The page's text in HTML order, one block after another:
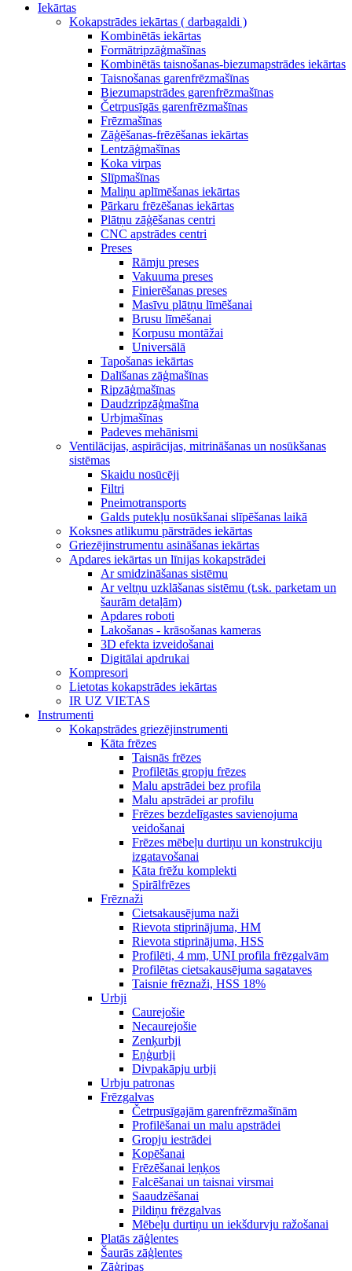
Iekārtas
Kokapstrādes iekārtas ( darbagaldi )
Kombinētās iekārtas
Formātripzāģmašīnas
Kombinētās taisnošanas-biezumapstrādes iekārtas
Taisnošanas garenfrēzmašīnas
Biezumapstrādes garenfrēzmašīnas
Četrpusīgās garenfrēzmašīnas
Frēzmašīnas
Zāģēšanas-frēzēšanas iekārtas
Lentzāģmašīnas
Koka virpas
Slīpmašīnas
Maliņu aplīmēšanas iekārtas
Pārkaru frēzēšanas iekārtas
Plātņu zāģēšanas centri
CNC apstrādes centri
Preses
Rāmju preses
Vakuuma preses
Finierēšanas preses
Masīvu plātņu līmēšanai
Brusu līmēšanai
Korpusu montāžai
Universālā
Tapošanas iekārtas
Dalīšanas zāģmašīnas
Ripzāģmašīnas
Daudzripzāģmašīna
Urbjmašīnas
Padeves mehānismi
Ventilācijas, aspirācijas, mitrināšanas un nosūkšanas
sistēmas
Skaidu nosūcēji
Filtri
Pneimotransports
Galds putekļu nosūkšanai slīpēšanas laikā
Koksnes atlikumu pārstrādes iekārtas
Griezējinstrumentu asināšanas iekārtas
Apdares iekārtas un līnijas kokapstrādei
Ar smidzināšanas sistēmu
Ar veltņu uzklāšanas sistēmu (t.sk. parketam un
šaurām detaļām)
Apdares roboti
Lakošanas - krāsošanas kameras
3D efekta izveidošanai
Digitālai apdrukai
Kompresori
Lietotas kokapstrādes iekārtas
IR UZ VIETAS
Instrumenti
Kokapstrādes griezējinstrumenti
Kāta frēzes
Taisnās frēzes
Profilētās gropju frēzes
Malu apstrādei bez profila
Malu apstrādei ar profilu
Frēzes bezdelīgastes savienojuma
veidošanai
Frēzes mēbeļu durtiņu un konstrukciju
izgatavošanai
Kāta frēžu komplekti
Spirālfrēzes
Frēznaži
Cietsakausējuma naži
Rievota stiprinājuma, HM
Rievota stiprinājuma, HSS
Profilēti, 4 mm, UNI profila frēzgalvām
Profilētas cietsakausējuma sagataves
Taisnie frēznaži, HSS 18%
Urbji
Caurejošie
Necaurejošie
Zenķurbji
Eņģurbji
Divpakāpju urbji
Urbju patronas
Frēzgalvas
Četrpusīgajām garenfrēzmašīnām
Profilēšanai un malu apstrādei
Gropju iestrādei
Kopēšanai
Frēzēšanai leņķos
Falcēšanai un taisnai virsmai
Saaudzēšanai
Pildiņu frēzgalvas
Mēbeļu durtiņu un iekšdurvju ražošanai
Platās zāģlentes
Šaurās zāģlentes
Zāģripas